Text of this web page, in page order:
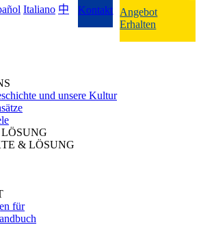
Italiano 中
Kontakt
Angebot
Erhalten
und unsere Kultur
& LÖSUNG
für